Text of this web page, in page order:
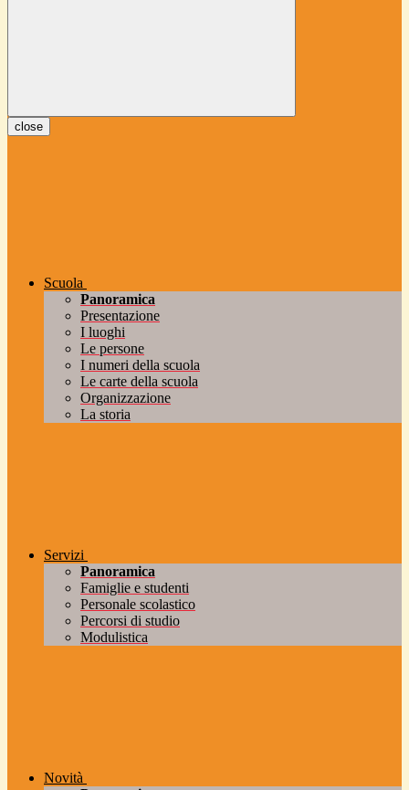
close
Scuola
Panoramica
Presentazione
I luoghi
Le persone
I numeri della scuola
Le carte della scuola
Organizzazione
La storia
Servizi
Panoramica
Famiglie e studenti
Personale scolastico
Percorsi di studio
Modulistica
Novità